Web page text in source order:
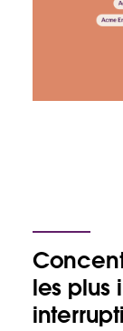
les plus